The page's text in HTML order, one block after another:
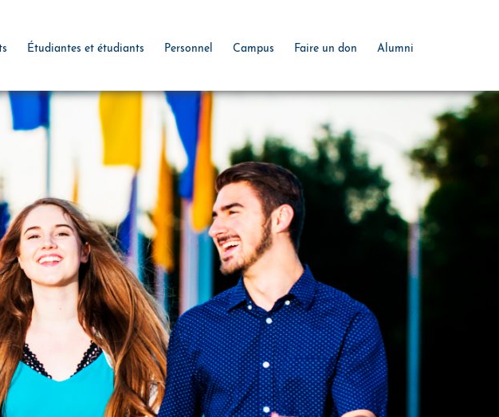
Étudiantes et étudiants Personnel Campus Faire un don Alumni